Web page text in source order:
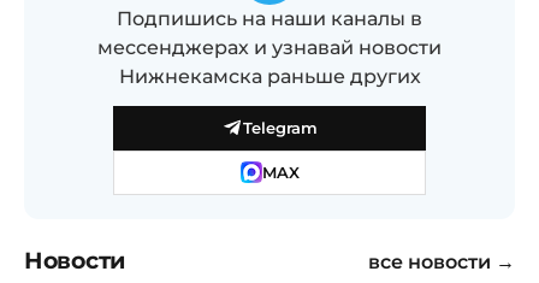
Подпишись на наши каналы в
мессенджерах и узнавай новости
Нижнекамска раньше других
Telegram
MAX
Новости все новости →